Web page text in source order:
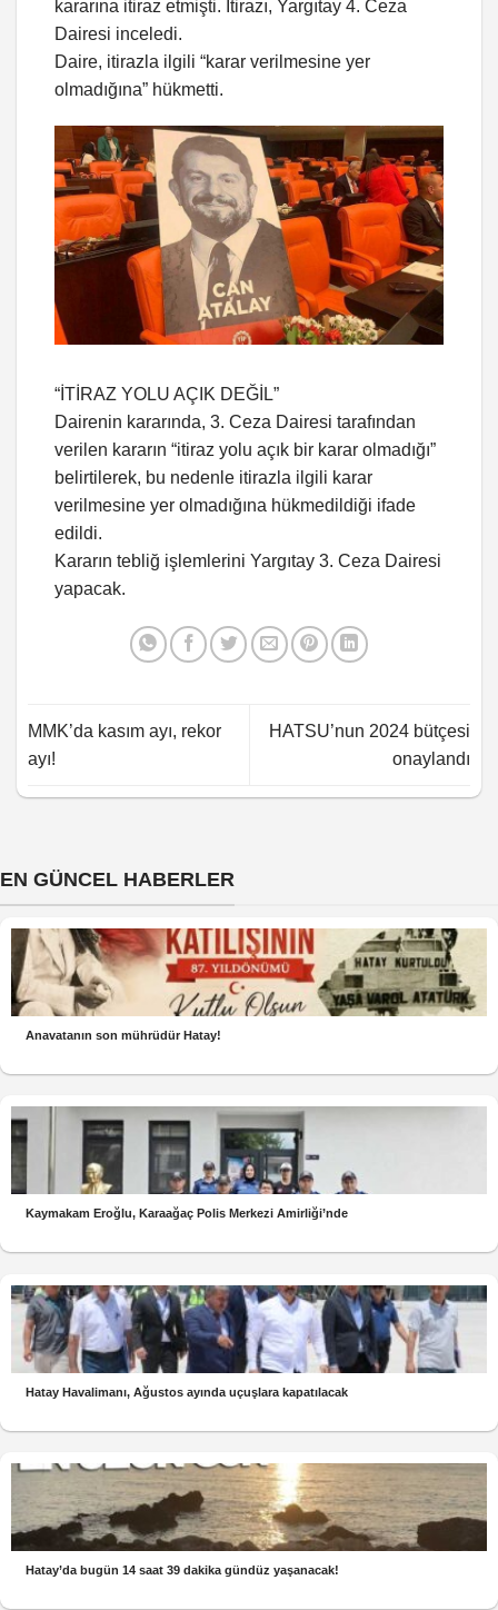
kararına itiraz etmişti. İtirazı, Yargıtay 4. Ceza
Dairesi inceledi.
Daire, itirazla ilgili “karar verilmesine yer
olmadığına” hükmetti.
“İTİRAZ YOLU AÇIK DEĞİL”
Dairenin kararında, 3. Ceza Dairesi tarafından
verilen kararın “itiraz yolu açık bir karar olmadığı”
belirtilerek, bu nedenle itirazla ilgili karar
verilmesine yer olmadığına hükmedildiği ifade
edildi.
Kararın tebliğ işlemlerini Yargıtay 3. Ceza Dairesi
yapacak.
MMK’da kasım ayı, rekor
ayı!
HATSU’nun 2024 bütçesi
onaylandı
EN GÜNCEL HABERLER
Anavatanın son mührüdür Hatay!
Kaymakam Eroğlu, Karaağaç Polis Merkezi Amirliği’nde
Hatay Havalimanı, Ağustos ayında uçuşlara kapatılacak
Hatay’da bugün 14 saat 39 dakika gündüz yaşanacak!